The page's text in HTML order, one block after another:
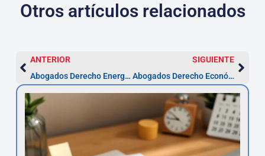
Otros artículos relacionados
ANTERIOR
Abogados Derecho Energía en Teruel | Asesor.Legal
SIGUIENTE
Abogados Derecho Económico Penal en Teruel